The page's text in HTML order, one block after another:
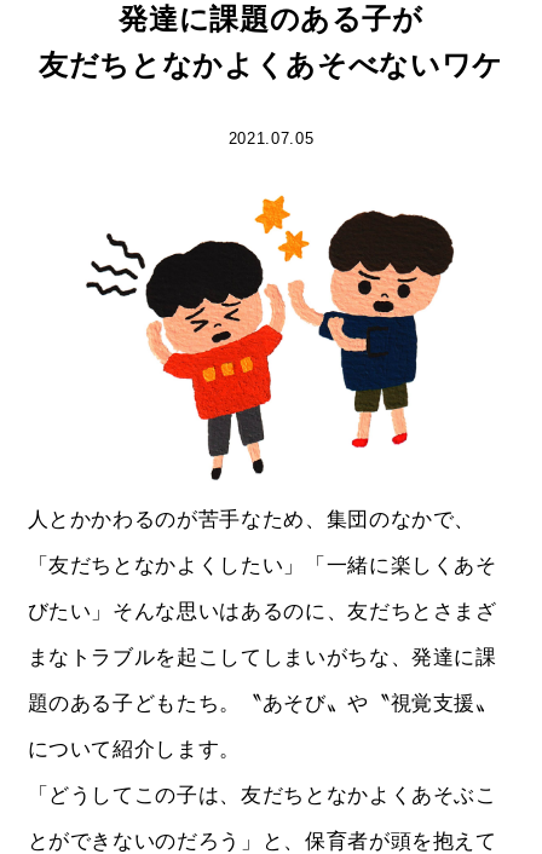
発達に課題のある子が
友だちとなかよくあそべないワケ
2021.07.05
人とかかわるのが苦手なため、集団のなかで、
「友だちとなかよくしたい」「一緒に楽しくあそ
びたい」そんな思いはあるのに、友だちとさまざ
まなトラブルを起こしてしまいがちな、発達に課
題のある子どもたち。〝あそび〟や〝視覚支援〟
について紹介します。
「どうしてこの子は、友だちとなかよくあそぶこ
とができないのだろう」と、保育者が頭を抱えて